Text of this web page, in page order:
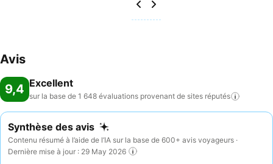
Avis
9,4 Excellent
sur la base de 1 648 évaluations provenant de sites réputés
Synthèse des avis
Contenu résumé à l’aide de l’IA sur la base de 600+ avis voyageurs ·
Dernière mise à jour : 29 May 2026